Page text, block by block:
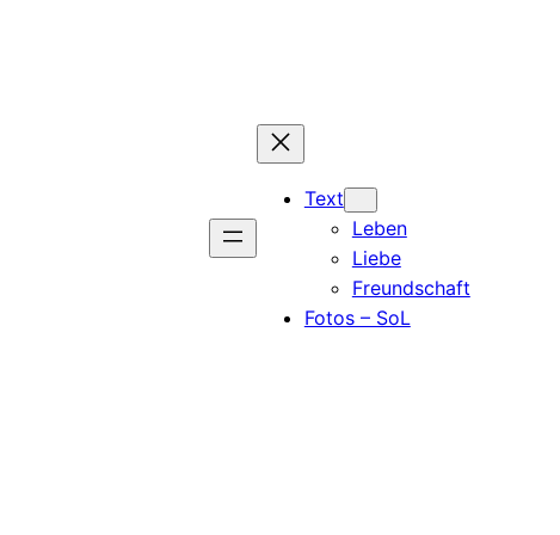
Text
Leben
Liebe
Freundschaft
Fotos – SoL